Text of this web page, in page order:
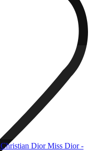
Christian Dior Miss Dior -